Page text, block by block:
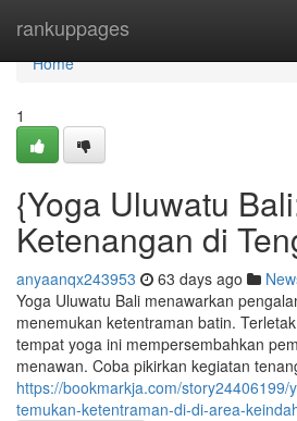
rankuppages
Home
Home
1
{Yoga Uluwatu
Ketenangan di
anyaanqx243953 63 days ago
Yoga Uluwatu Bali menawarkan
menemukan ketentraman batin.
tempat yoga ini mempersembahkan
menawan. Coba pikirkan kegiatan
https://bookmarkja.com/story24406199/
temukan-ketentraman-di-di-area-